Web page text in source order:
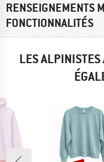
RENSEIGNEMENTS
FONCTIONNALITÉS
LES ALPINISTES